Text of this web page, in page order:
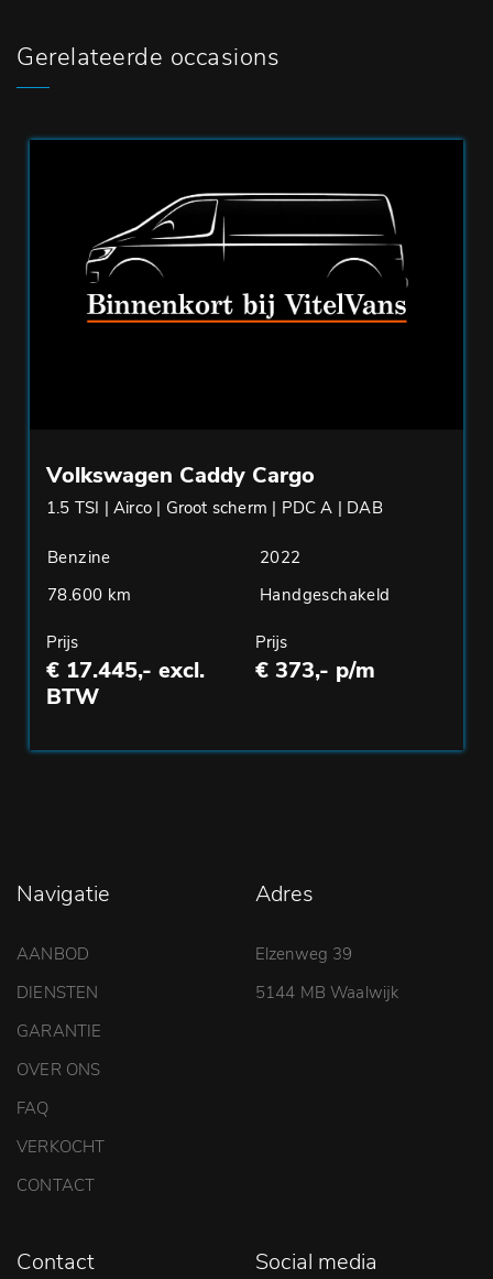
Gerelateerde occasions
Volkswagen Caddy Cargo
1.5 TSI | Airco | Groot scherm | PDC A | DAB
Benzine
2022
78.600 km
Handgeschakeld
Prijs
€ 17.445,- excl.
BTW
Prijs
€ 373,- p/m
Navigatie
AANBOD
DIENSTEN
GARANTIE
OVER ONS
FAQ
VERKOCHT
CONTACT
Adres
Elzenweg 39
5144 MB Waalwijk
Contact Social media